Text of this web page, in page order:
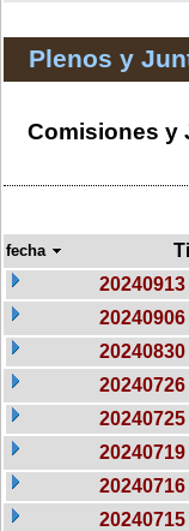
Plenos y
Comisiones y
fecha
20240913
20240906
20240830
20240726
20240725
20240719
20240716
20240715